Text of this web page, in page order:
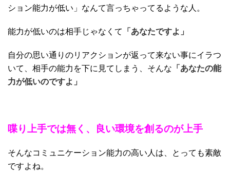
ション能力が低い」なんて言っちゃってるような人。
能力が低いのは相手じゃなくて 「あなたですよ」
自分の思い通りのリアクションが返って来ない事にイラつ
いて、相手の能力を下に見てしまう、そんな 「あなたの能
力が低いのですよ」
喋り上手では無く、 良い環境を創るのが上手
そんなコミュニケーション能力の高い人は、とっても素敵
ですよね。